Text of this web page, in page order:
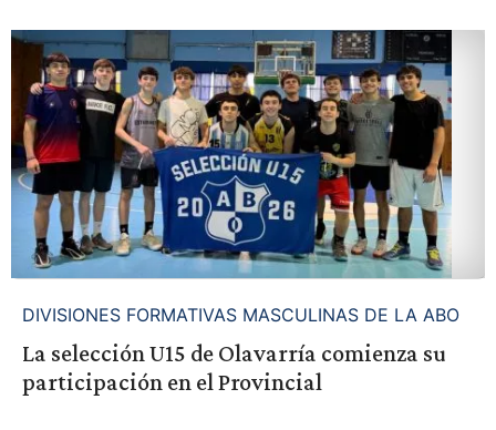
DIVISIONES FORMATIVAS MASCULINAS DE LA ABO
La selección U15 de Olavarría comienza su
participación en el Provincial